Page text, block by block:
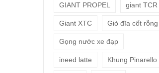
GIANT PROPEL giant TCR
Giant XTC Giò đĩa cốt rỗng
Gọng nước xe đạp
ineed latte Khung Pinarello